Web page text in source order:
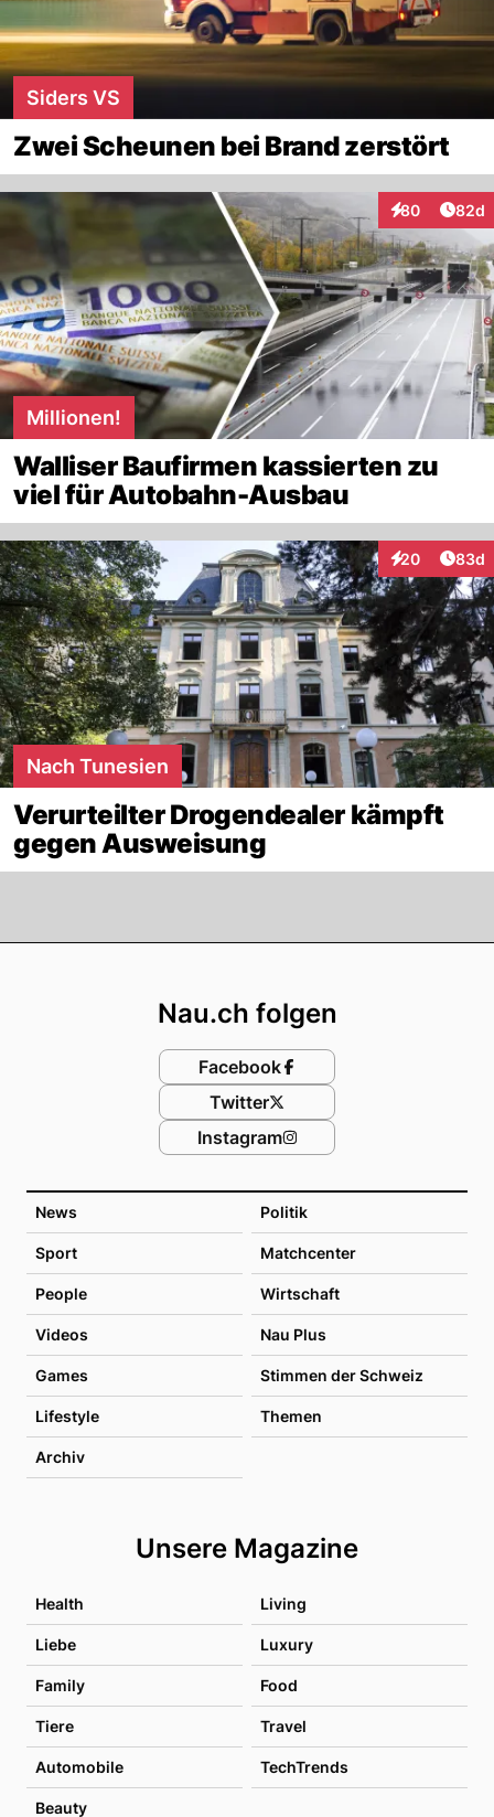
Siders VS
Zwei Scheunen bei Brand zerstört
80
Interaktionen
82d
Millionen!
Walliser Baufirmen kassierten zu
viel für Autobahn-Ausbau
20
Interaktionen
83d
Nach Tunesien
Verurteilter Drogendealer kämpft
gegen Ausweisung
News Politik
Sport Matchcenter
People Wirtschaft
Videos Nau Plus
Games Stimmen der Schweiz
Lifestyle Themen
Archiv
Unsere Magazine
Health Living
Liebe Luxury
Family Food
Tiere Travel
Automobile TechTrends
Beauty
Nau.ch folgen
Facebook
Twitter
Instagram